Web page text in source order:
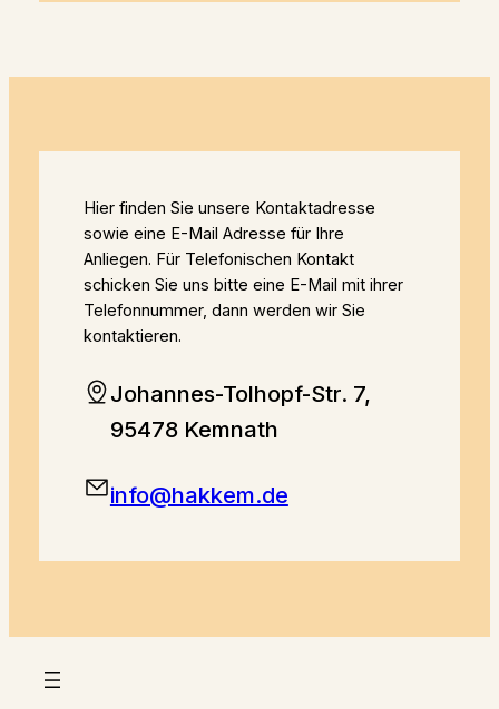
Hier finden Sie unsere Kontaktadresse
sowie eine E-Mail Adresse für Ihre
Anliegen. Für Telefonischen Kontakt
schicken Sie uns bitte eine E-Mail mit ihrer
Telefonnummer, dann werden wir Sie
kontaktieren.
Johannes-Tolhopf-Str. 7,
95478 Kemnath
info@hakkem.de